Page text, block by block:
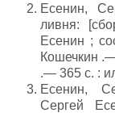
Есенин,
ливня:
Есенин ;
Кошечкин
.— 365 с. :
Есенин,
Сергей